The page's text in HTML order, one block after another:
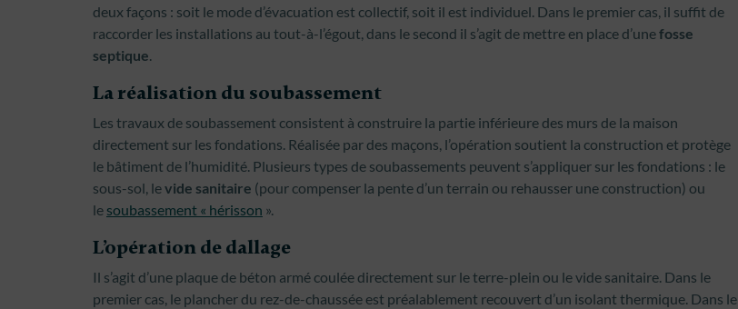
deux façons : soit le mode d’évacuation est collectif, soit il est individuel. Dans le premier cas, il suffit de
raccorder les installations au tout-à-l’égout, dans le second il s’agit de mettre en place d’unefosse
septique.
La réalisation du soubassement
Les travaux de soubassement consistent à construire la partie inférieure des murs de la maison
directement sur les fondations. Réalisée par des maçons, l’opération soutient la construction et protège
le bâtiment de l’humidité. Plusieurs types de soubassements peuvent s’appliquer sur les fondations : le
sous-sol, levide sanitaire (pour compenser la pente d’un terrain ou rehausser une construction) ou
le soubassement « hérisson ».
L’opération de dallage
Il s’agit d’une plaque de béton armé coulée directement sur le terre-plein ou le vide sanitaire. Dans le
premier cas, le plancher du rez-de-chaussée est préalablement recouvert d’un isolant thermique. Dans le